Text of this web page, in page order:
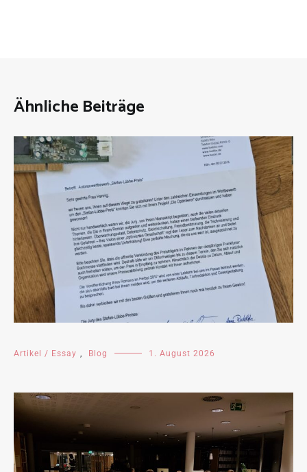
Ähnliche Beiträge
Artikel / Essay , Blog 1. August 2026